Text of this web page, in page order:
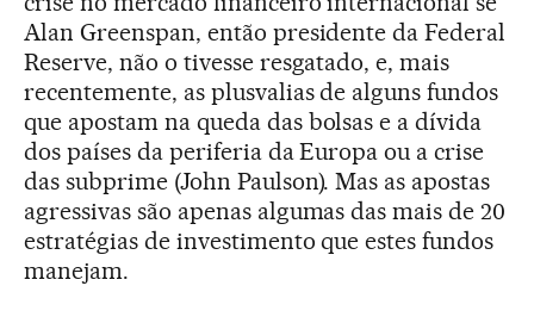
Alan Greenspan, então presidente da Federal
Reserve, não o tivesse resgatado, e, mais
recentemente, as plusvalias de alguns fundos
que apostam na queda das bolsas e a dívida
dos países da periferia da Europa ou a crise
das subprime (John Paulson). Mas as apostas
agressivas são apenas algumas das mais de 20
estratégias de investimento que estes fundos
manejam.